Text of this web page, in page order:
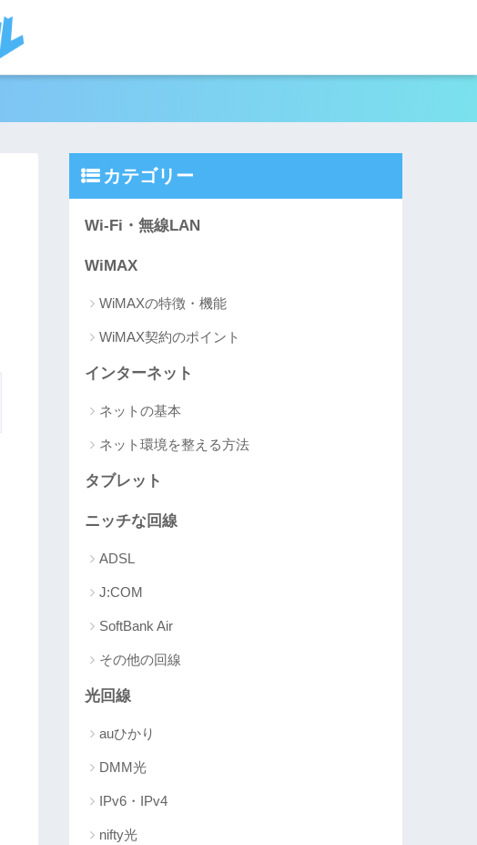
カテゴリー
Wi-Fi・無線LAN
WiMAX
WiMAXの特徴・機能
WiMAX契約のポイント
インターネット
ネットの基本
ネット環境を整える方法
タブレット
ニッチな回線
ADSL
J:COM
SoftBank Air
その他の回線
光回線
auひかり
DMM光
IPv6・IPv4
nifty光